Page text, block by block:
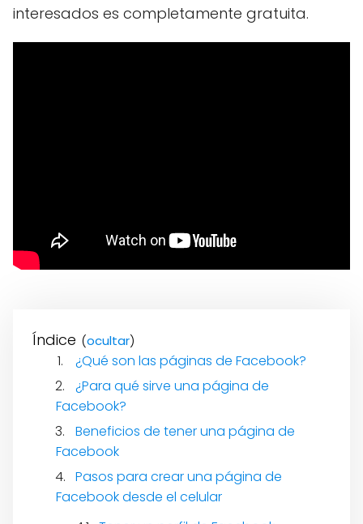
interesados es completamente gratuita.
Índice ( )
¿Qué son las páginas de Facebook?
¿Para qué sirve una página de
Facebook?
Beneficios de tener una página de
Facebook
Pasos para crear una página de
Facebook desde el celular